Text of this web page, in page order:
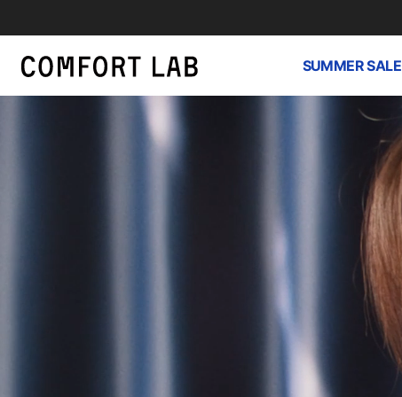
SUMMER SALE